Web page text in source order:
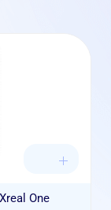
One